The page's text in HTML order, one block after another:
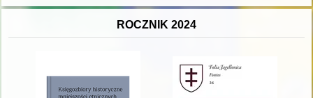
ROCZNIK 2024